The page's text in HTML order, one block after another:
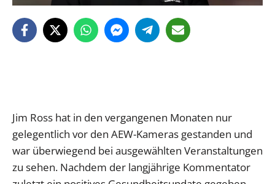
Jim Ross hat in den vergangenen Monaten nur
gelegentlich vor den AEW-Kameras gestanden und
war überwiegend bei ausgewählten Veranstaltungen
zu sehen. Nachdem der langjährige Kommentator